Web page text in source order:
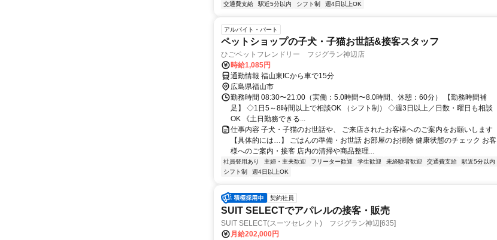
交通費支給
駅近5分以内 シフト制 週4日以上OK
アルバイト・パート
ペットショップの子犬・子猫お世話&接客スタッフ
ひごペットフレンドリー フジグラン神辺店
時給1,085円
通勤情報 福山東ICから車で15分
広島県福山市
勤務時間 08:30〜21:00（実働：5.0時間〜8.0時間、休憩：60分） 【勤務時間補
足】 ◇1日5～8時間以上で相談OK （シフト制） ◇週3日以上／日数・曜日も相談
OK 《土日勤務できる...
仕事内容 子犬・子猫のお世話や、 ご来店されたお客様へのご案内をお願いします
【具体的には…】 ごはんの準備・お世話 お部屋のお掃除 健康状態のチェック お客
様へのご案内・接客 店内の清掃や商品整理...
社員登用あり 主婦・主夫歓迎 フリーター歓迎 学生歓迎 未経験者歓迎 交通費支給
駅近5分以内
シフト制
週4日以上OK
契約社員
SUIT SELECTでアパレルの接客・販売
SUIT SELECT(スーツセレクト) フジグラン神辺[635]
月給202,000円